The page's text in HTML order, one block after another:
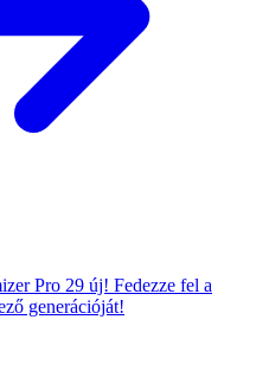
Pro 29 új! Fedezze fel a
generációját!